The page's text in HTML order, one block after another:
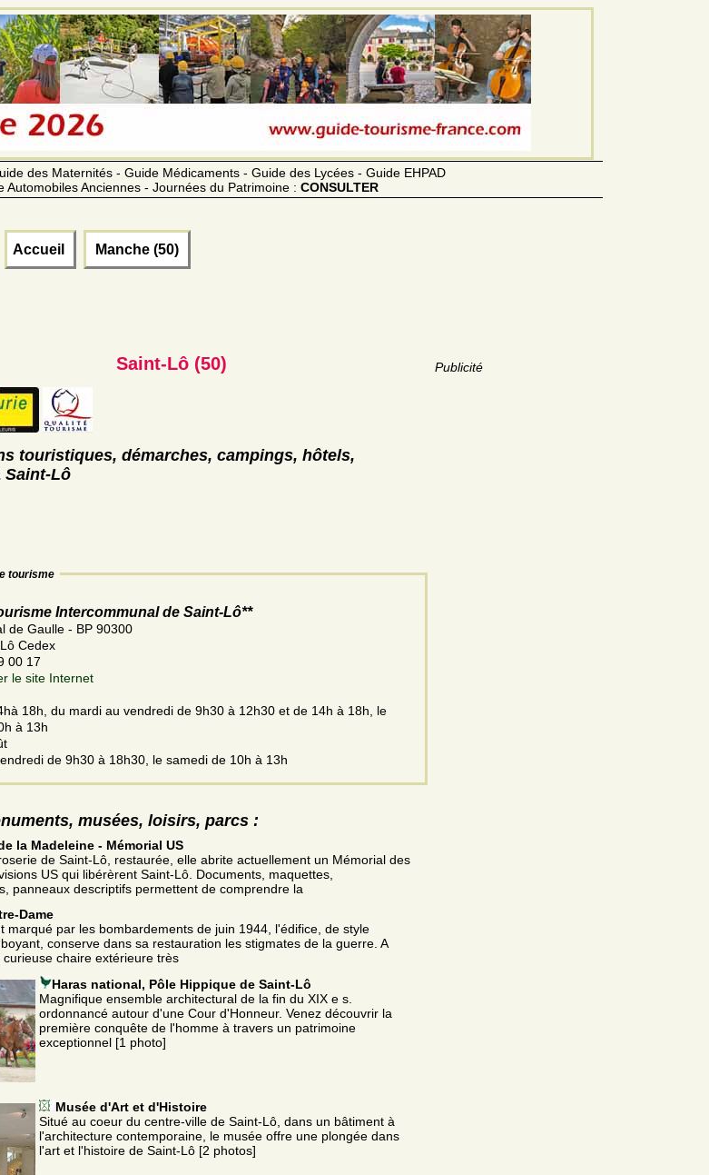
des Maternités - Guide Médicaments - Guide des Lycées - Guide EHPAD
Anciennes - Journées du Patrimoine : CONSULTER
Accueil Manche (50)
Publicité
Saint-Lô (50)
touristiques, démarches, campings, hôtels,
Saint-Lô
tourisme
Intercommunal de Saint-Lô**
de Gaulle - BP 90300
Cedex
00 17
le site Internet
18h, du mardi au vendredi de 9h30 à 12h30 et de 14h à 18h, le
à 13h
de 9h30 à 18h30, le samedi de 10h à 13h
musées, loisirs, parcs :
la Madeleine - Mémorial US
de Saint-Lô, restaurée, elle abrite actuellement un Mémorial des
US qui libérèrent Saint-Lô. Documents, maquettes,
panneaux descriptifs permettent de comprendre la
Dame
marqué par les bombardements de juin 1944, l'édifice, de style
conserve dans sa restauration les stigmates de la guerre. A
curieuse chaire extérieure très
Haras national, Pôle Hippique de Saint-Lô
Magnifique ensemble architectural de la fin du XIX e s.
ordonnancé autour d'une Cour d'Honneur. Venez découvrir la
première conquête de l'homme à travers un patrimoine
exceptionnel [1 photo]
Musée d'Art et d'Histoire
Situé au coeur du centre-ville de Saint-Lô, dans un bâtiment à
l'architecture contemporaine, le musée offre une plongée dans
l'art et l'histoire de Saint-Lô [2 photos]